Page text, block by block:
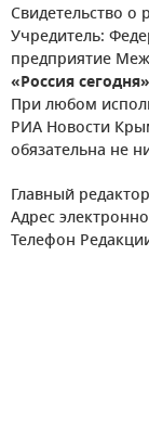
Свидетельство о
Учредитель:
предприятие
«Россия сегодня»
При любом
РИА Новости
обязательна не
Главный
Адрес
Телефон